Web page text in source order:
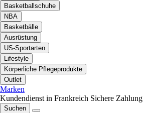
Basketballschuhe
NBA
Basketbälle
Ausrüstung
US-Sportarten
Lifestyle
Körperliche Pflegeprodukte
Outlet
Marken
Kundendienst in Frankreich Sichere Zahlung
Suchen